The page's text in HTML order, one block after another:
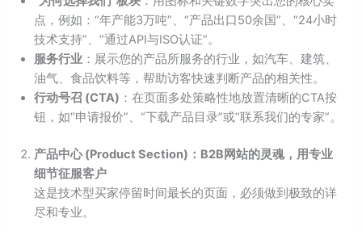
点，例如：“年产能3万吨”、“产品出口50余国”、“24小时
技术支持”、“通过API与ISO认证”。
服务行业 ：展示您的产品所服务的行业，如汽车、建筑、
油气、食品饮料等，帮助访客快速判断产品的相关性。
行动号召 (CTA) ：在页面多处策略性地放置清晰的CTA按
钮，如“申请报价”、“下载产品目录”或“联系我们的专家”。
产品中心 (Product Section) ：B2B 网站的灵魂，用专业
细节征服客户
这是技术型买家停留时间最长的页面，必须做到极致的详
尽和专业。